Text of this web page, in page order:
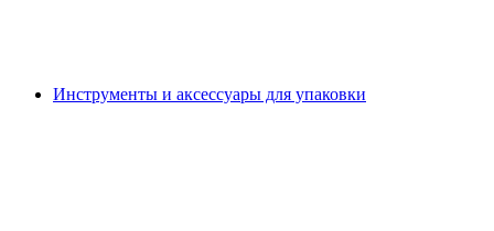
Инструменты и аксессуары для упаковки